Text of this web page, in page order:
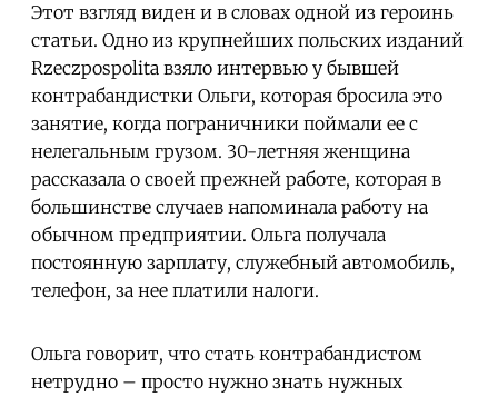
Этот взгляд виден и в словах одной из героинь
статьи. Одно из крупнейших польских изданий
Rzeczpospolita взяло интервью у бывшей
контрабандистки Ольги, которая бросила это
занятие, когда пограничники поймали ее с
нелегальным грузом. 30-летняя женщина
рассказала о своей прежней работе, которая в
большинстве случаев напоминала работу на
обычном предприятии. Ольга получала
постоянную зарплату, служебный автомобиль,
телефон, за нее платили налоги.
Ольга говорит, что стать контрабандистом
нетрудно – просто нужно знать нужных